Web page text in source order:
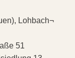
Lohbach¬
51